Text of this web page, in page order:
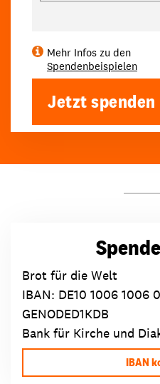
Mehr Infos zu den
Spendenbeispielen
Jetzt spenden
Brot für die Welt
IBAN: DE10 1006 1006
GENODED1KDB
Bank für Kirche und
IBAN